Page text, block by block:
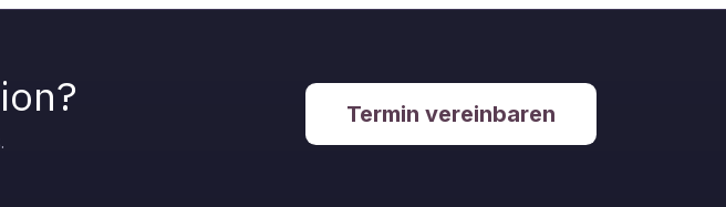
Termin vereinbaren